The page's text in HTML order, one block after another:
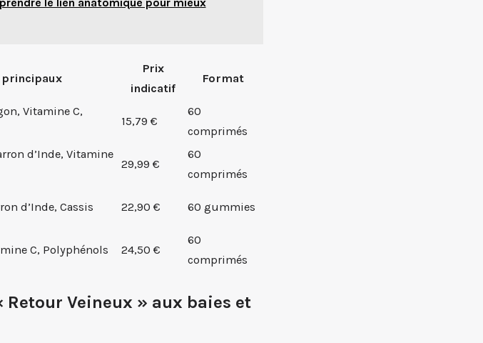
Prix
indicatif
Format
Vitamine C,
15,79 €
60
comprimés
d’Inde, Vitamine
29,99 €
60
comprimés
d’Inde, Cassis 22,90 € 60 gummies
C, Polyphénols 24,50 €
60
comprimés
Retour Veineux » aux baies et